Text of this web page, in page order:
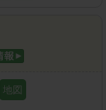
地図